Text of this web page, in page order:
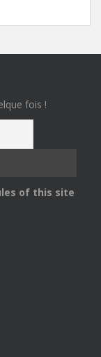
fois !
of this site